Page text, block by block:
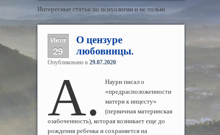
Интересные статьи по психологии и не только
Июл
29
О цензуре
любовницы.
Опубликовано в 29.07.2020
А.
Наури писал о
«предрасположенности
матери к инцесту»
(первичная материнская
озабоченность), которая возникает еще до
рождения ребенка и сохраняется на